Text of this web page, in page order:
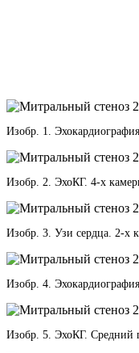
Изобр. 1.
Изобр. 2. ЭхоКГ. 4-х
Изобр. 3. Узи сердца. 2-х
Изобр. 4.
Изобр. 5. ЭхоКГ. Средний